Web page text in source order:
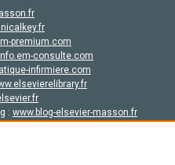
premium.com
consulte.com
infirmiere.com
: www.blog-elsevier-masson.fr